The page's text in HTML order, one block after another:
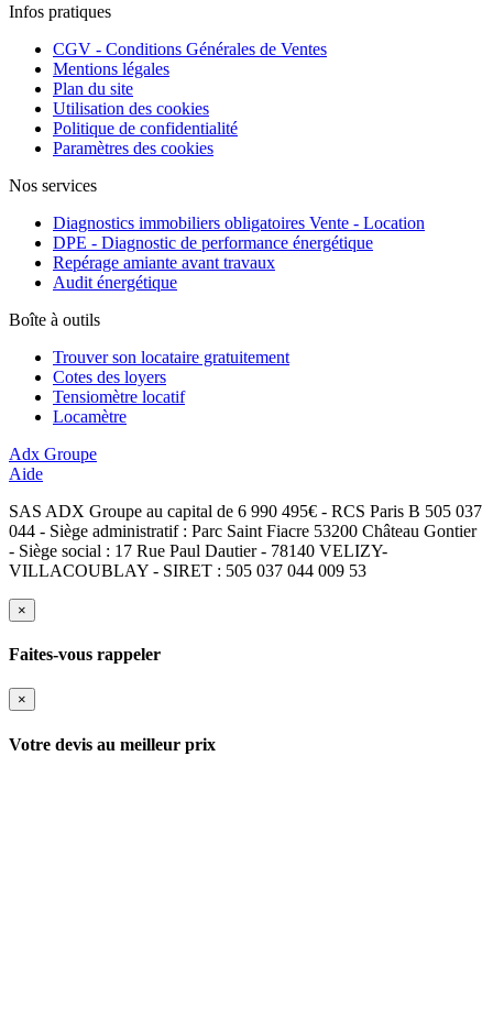
Infos pratiques
CGV - Conditions Générales de Ventes
Mentions légales
Plan du site
Utilisation des cookies
Politique de confidentialité
Paramètres des cookies
Nos services
Diagnostics immobiliers obligatoires Vente - Location
DPE - Diagnostic de performance énergétique
Repérage amiante avant travaux
Audit énergétique
Boîte à outils
Trouver son locataire gratuitement
Cotes des loyers
Tensiomètre locatif
Locamètre
Adx Groupe
Aide
SAS ADX Groupe au capital de 6 990 495€ - RCS Paris B 505 037
044 - Siège administratif : Parc Saint Fiacre 53200 Château Gontier
- Siège social : 17 Rue Paul Dautier - 78140 VELIZY-
VILLACOUBLAY - SIRET : 505 037 044 009 53
×
Faites-vous rappeler
×
Votre devis au meilleur prix